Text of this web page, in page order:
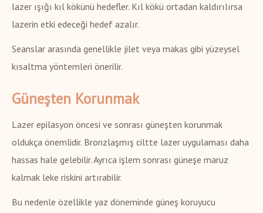
lazer ışığı kıl kökünü hedefler. Kıl kökü ortadan kaldırılırsa
lazerin etki edeceği hedef azalır.
Seanslar arasında genellikle jilet veya makas gibi yüzeysel
kısaltma yöntemleri önerilir.
Güneşten Korunmak
Lazer epilasyon öncesi ve sonrası güneşten korunmak
oldukça önemlidir. Bronzlaşmış ciltte lazer uygulaması daha
hassas hale gelebilir. Ayrıca işlem sonrası güneşe maruz
kalmak leke riskini artırabilir.
Bu nedenle özellikle yaz döneminde güneş koruyucu